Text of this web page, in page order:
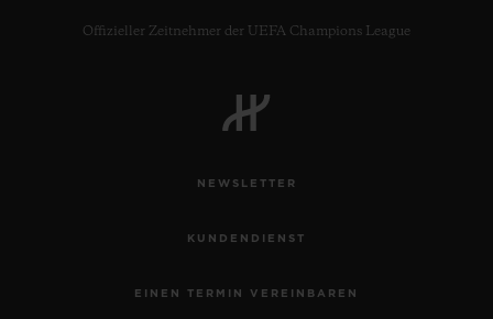
Offizieller Zeitnehmer der UEFA Champions League
NEWSLETTER
KUNDENDIENST
EINEN TERMIN VEREINBAREN